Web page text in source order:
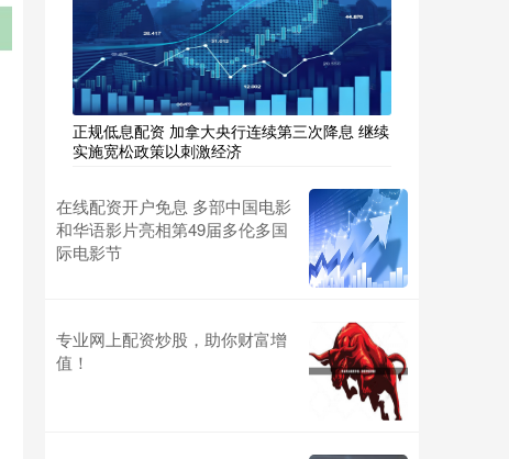
正规低息配资 加拿大央行连续第三次降息 继续
实施宽松政策以刺激经济
在线配资开户免息 多部中国电影
和华语影片亮相第49届多伦多国
际电影节
专业网上配资炒股，助你财富增
值！